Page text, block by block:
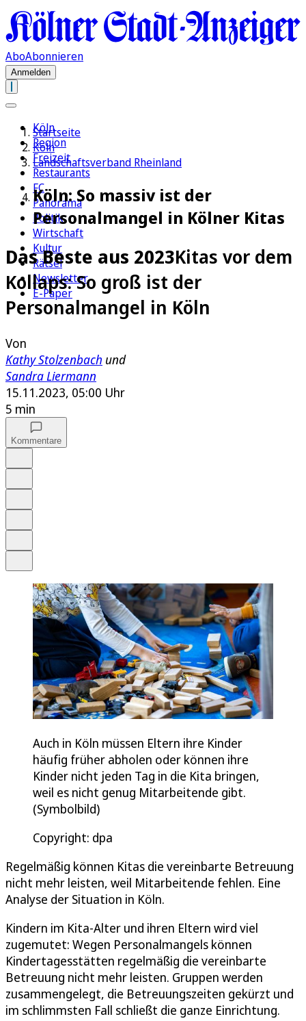
AboAbonnieren
Anmelden
Köln
Region
Freizeit
Restaurants
FC
Panorama
Politik
Wirtschaft
Kultur
Rätsel
Newsletter
E-Paper
Startseite
Köln
Landschaftsverband Rheinland
Köln: So massiv ist der
Personalmangel in Kölner Kitas
Das Beste aus 2023Kitas vor dem
Kollaps: So groß ist der
Personalmangel in Köln
Von
Kathy Stolzenbach und
Sandra Liermann
15.11.2023, 05:00 Uhr
5 min
Kommentare
Auch in Köln müssen Eltern ihre Kinder
häufig früher abholen oder können ihre
Kinder nicht jeden Tag in die Kita bringen,
weil es nicht genug Mitarbeitende gibt.
(Symbolbild)
Copyright: dpa
Regelmäßig können Kitas die vereinbarte Betreuung
nicht mehr leisten, weil Mitarbeitende fehlen. Eine
Analyse der Situation in Köln.
Kindern im Kita-Alter und ihren Eltern wird viel
zugemutet: Wegen Personalmangels können
Kindertagesstätten regelmäßig die vereinbarte
Betreuung nicht mehr leisten. Gruppen werden
zusammengelegt, die Betreuungszeiten gekürzt und
im schlimmsten Fall schließt die ganze Einrichtung.